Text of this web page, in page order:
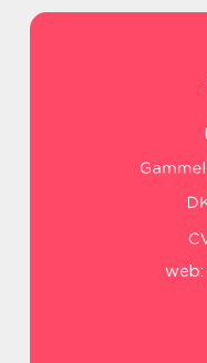
web: